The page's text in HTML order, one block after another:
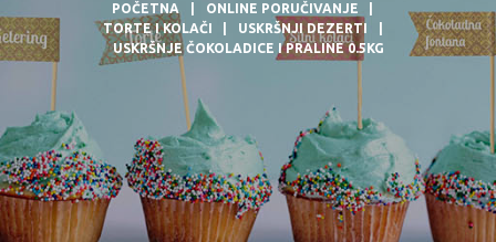
POČETNA
ONLINE PORUČIVANJE
TORTE I KOLAČI
USKRŠNJI DEZERTI
USKRŠNJE ČOKOLADICE I PRALINE 0.5KG